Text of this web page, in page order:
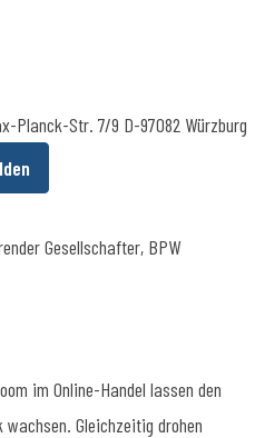
Planck-Str. 7/9 D-97082 Würzburg
Gesellschafter, BPW
im Online-Handel lassen den
Gleichzeitig drohen